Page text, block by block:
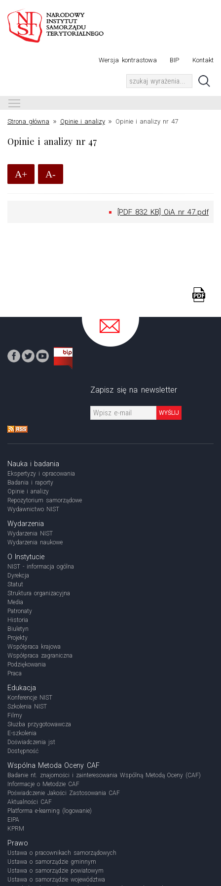
Wersja kontrastowa BIP Kontakt
Strona główna » Opinie i analizy» Opinie i analizy nr 47
Opinie i analizy nr 47
A+ A-
[PDF 832 KB] OiA nr 47.pdf
Zapisz się na newsletter
WYŚLIJ
Nauka i badania
Ekspertyzy i opracowania
Badania i raporty
Opinie i analizy
Repozytorium samorządowe
Wydawnictwo NIST
Wydarzenia
Wydarzenia NIST
Wydarzenia naukowe
O Instytucie
NIST - informacja ogólna
Dyrekcja
Statut
Struktura organizacyjna
Media
Patronaty
Historia
Biuletyn
Projekty
Współpraca krajowa
Współpraca zagraniczna
Podziękowania
Praca
Edukacja
Konferencje NIST
Szkolenia NIST
Filmy
Służba przygotowawcza
E-szkolenia
Doświadczenia jst
Dostępność
Wspólna Metoda Oceny CAF
Badanie nt. znajomości i zainteresowania Wspólną Metodą Oceny (CAF)
Informacje o Metodzie CAF
Poświadczenie Jakości Zastosowania CAF
Aktualności CAF
Platforma e-learning (logowanie)
EIPA
KPRM
Prawo
Ustawa o pracownikach samorządowych
Ustawa o samorządzie gminnym
Ustawa o samorządzie powiatowym
Ustawa o samorządzie województwa